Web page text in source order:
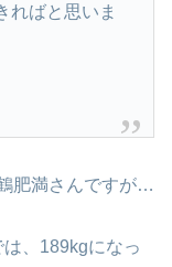
ればと思いま
肥満さんですが…
、189kgになっ